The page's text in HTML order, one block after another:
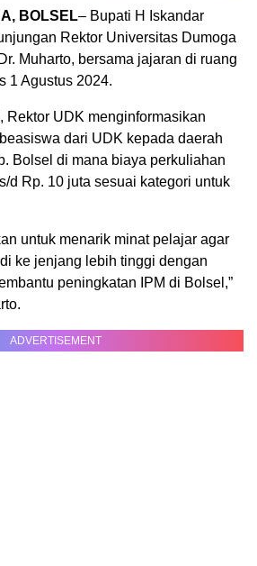
BOLSEL– Bupati H Iskandar
Rektor Universitas Dumoga
Muharto, bersama jajaran di ruang
1 Agustus 2024.
Rektor UDK menginformasikan
dari UDK kepada daerah
Bolsel di mana biaya perkuliahan
d Rp. 10 juta sesuai kategori untuk
untuk menarik minat pelajar agar
ke jenjang lebih tinggi dengan
peningkatan IPM di Bolsel,”
ADVERTISEMENT